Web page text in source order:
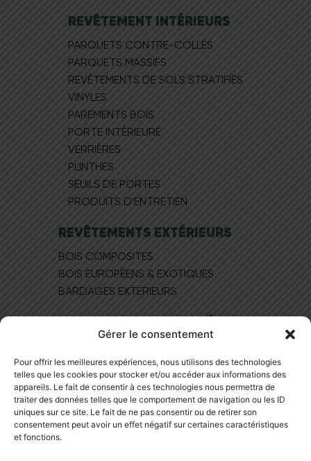
Gérer le consentement
Pour offrir les meilleures expériences, nous utilisons des technologies
telles que les cookies pour stocker et/ou accéder aux informations des
appareils. Le fait de consentir à ces technologies nous permettra de
traiter des données telles que le comportement de navigation ou les ID
uniques sur ce site. Le fait de ne pas consentir ou de retirer son
consentement peut avoir un effet négatif sur certaines caractéristiques
et fonctions.
REVÊTEMENT INTÉRIEURS
PARQUETS CONTRE-COLLÉS
PARQUETS MASSIFS
REVÊTEMENTS DE SOLS STRATIFIÉS
VINYLES
PAREMENTS BOIS
PORTE INTÉRIEURE
VERRIÈRES
PLINTHES
SEUILS DE PORTES
PRODUITS D'ENTRETIEN
REVÊTEMENTS EXTÉRIEURS
BOIS COMPOSITES
BOIS EUROPÉEN​S & EXOTIQUES
BARDAGES EXTERIEURS
MAGASIN DE PARQUET À LYON
NOS PRODUITS
NOTRE SHOWROOM
BLOG
NOUS CONTACTER